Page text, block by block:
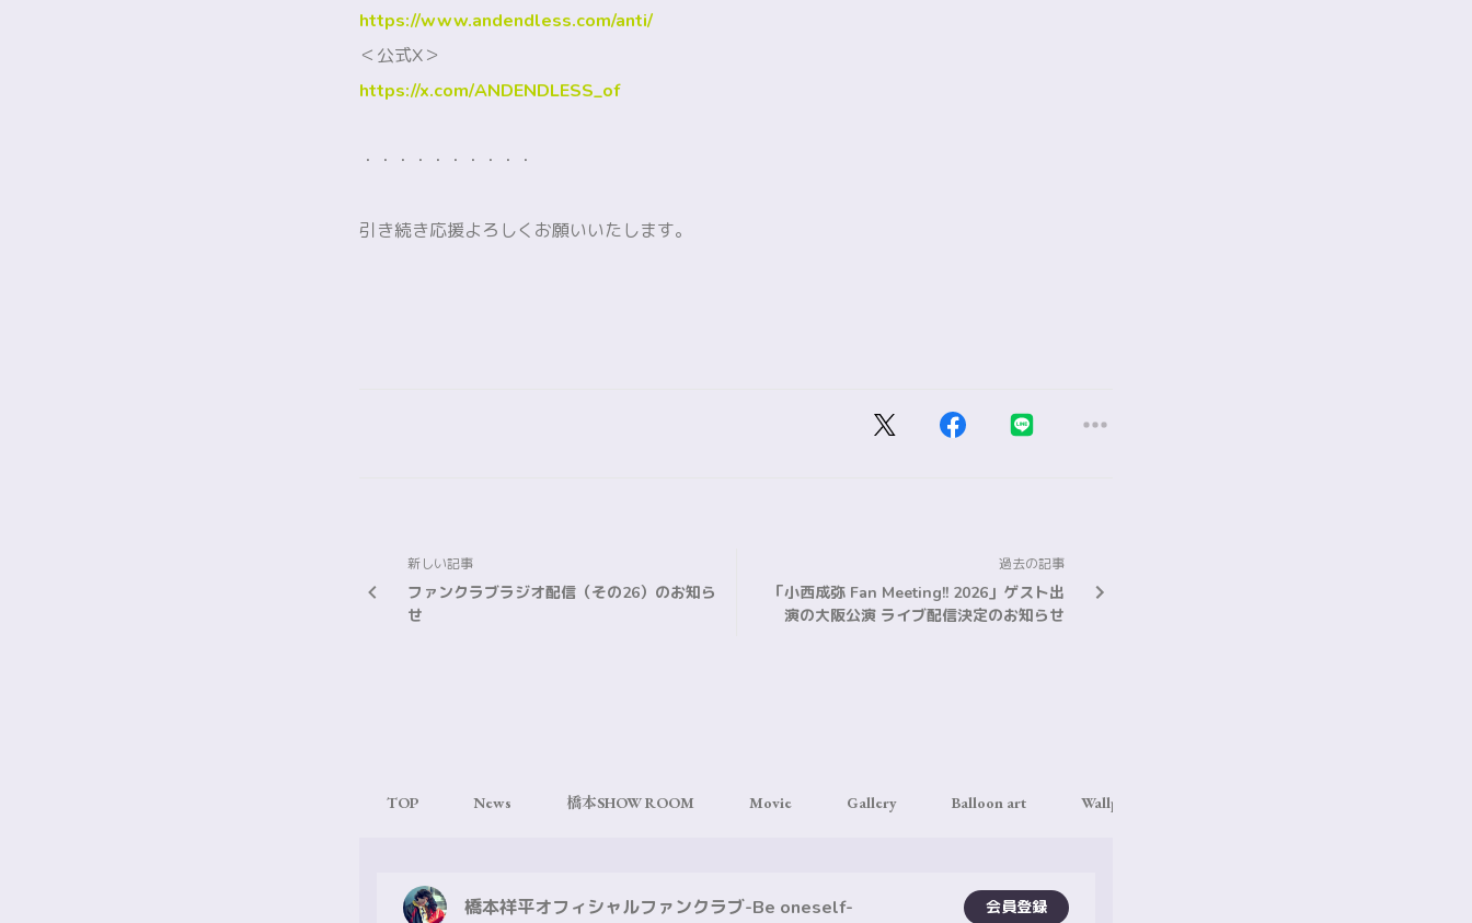
https://www.andendless.com/anti/
＜公式X＞
https://x.com/ANDENDLESS_of
・・・・・・・・・・
引き続き応援よろしくお願いいたします。
新しい記事
ファンクラブラジオ配信（その26）のお知ら
せ
過去の記事
「小西成弥 Fan Meeting!! 2026」ゲスト出
演の大阪公演 ライブ配信決定のお知らせ
TOP News 橋本SHOW ROOM Movie Gallery Balloon art Wallpaper
橋本祥平オフィシャルファンクラブ-Be oneself- 会員登録